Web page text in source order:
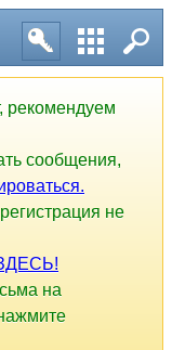
рекомендуем
сообщения,
не
на